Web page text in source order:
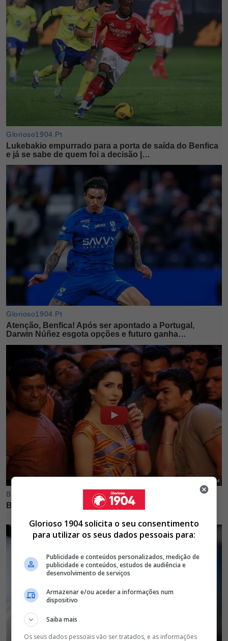
Glorioso 1904 solicita o seu consentimento
para utilizar os seus dados pessoais para:
Publicidade e conteúdos personalizados, medição de
publicidade e conteúdos, estudos de audiência e
desenvolvimento de serviços
Armazenar e/ou aceder a informações num
dispositivo
Saiba mais
Os seus dados pessoais vão ser tratados, e as informações